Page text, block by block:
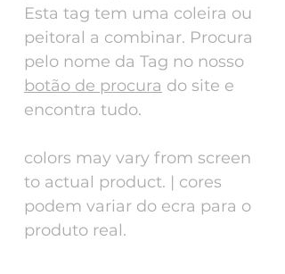
Esta tag tem uma coleira ou
peitoral a combinar. Procura
pelo nome da Tag no nosso
botão de procura do site e
encontra tudo.
colors may vary from screen
to actual product. | cores
podem variar do ecra para o
produto real.